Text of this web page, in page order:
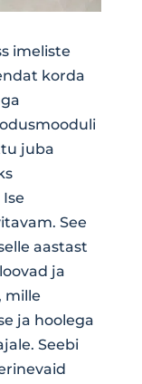
imeliste
korda
juba
See
aastast
ja
mille
ja hoolega
Seebi